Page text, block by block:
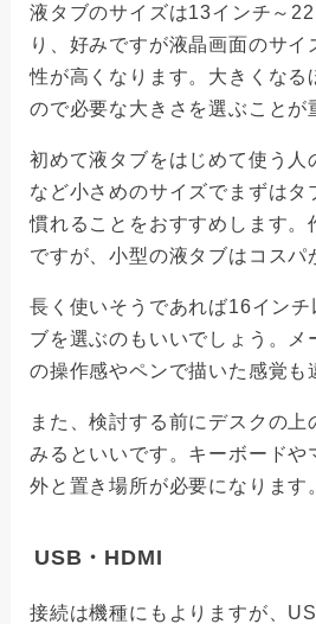
液タブのサイズは13インチ～
り、好みですが液晶画面のサイ
性が高くなります。大きくなる
ので必要な大きさを選ぶことが
初めて液タブをはじめて使う人
など小さめのサイズでまずはタ
慣れることをおすすめします。
ですが、小型の液タブはコスパ
長く使いそうであれば16インチ
ブを選ぶのもいいでしょう。メ
の操作感やペンで描いた感覚も
また、検討する前にデスクの上
みるといいです。キーボードや
外と置き場所が必要になります
USB・HDMI
接続は機種にもよりますが、